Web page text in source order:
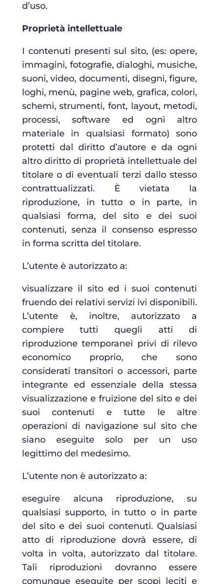
d’uso.
Proprietà intellettuale
I contenuti presenti sul sito, (es: opere,
immagini, fotografie, dialoghi, musiche,
suoni, video, documenti, disegni, figure,
loghi, menù, pagine web, grafica, colori,
schemi, strumenti, font, layout, metodi,
processi, software ed ogni altro
materiale in qualsiasi formato) sono
protetti dal diritto d’autore e da ogni
altro diritto di proprietà intellettuale del
titolare o di eventuali terzi dallo stesso
contrattualizzati. È vietata la
riproduzione, in tutto o in parte, in
qualsiasi forma, del sito e dei suoi
contenuti, senza il consenso espresso
in forma scritta del titolare.
L’utente è autorizzato a:
visualizzare il sito ed i suoi contenuti
fruendo dei relativi servizi ivi disponibili.
L’utente è, inoltre, autorizzato a
compiere tutti quegli atti di
riproduzione temporanei privi di rilevo
economico proprio, che sono
considerati transitori o accessori, parte
integrante ed essenziale della stessa
visualizzazione e fruizione del sito e dei
suoi contenuti e tutte le altre
operazioni di navigazione sul sito che
siano eseguite solo per un uso
legittimo del medesimo.
L’utente non è autorizzato a:
eseguire alcuna riproduzione, su
qualsiasi supporto, in tutto o in parte
del sito e dei suoi contenuti. Qualsiasi
atto di riproduzione dovrà essere, di
volta in volta, autorizzato dal titolare.
Tali riproduzioni dovranno essere
comunque eseguite per scopi leciti e